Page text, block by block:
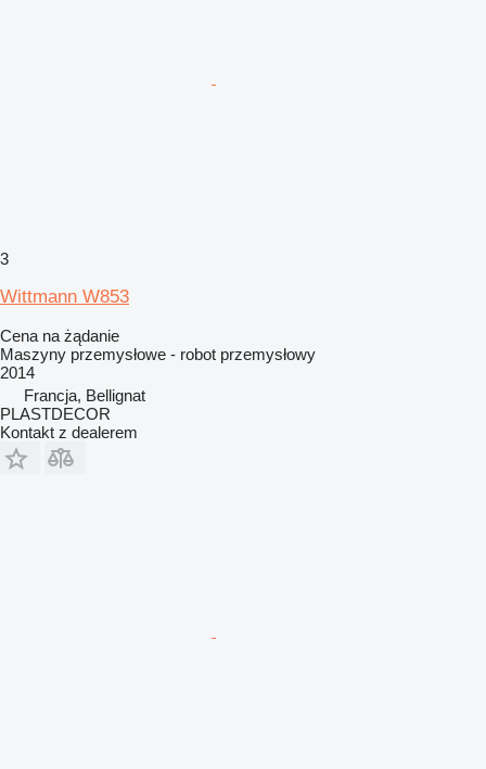
3
Wittmann W853
Cena na żądanie
Maszyny przemysłowe - robot przemysłowy
2014
Francja, Bellignat
PLASTDECOR
Kontakt z dealerem